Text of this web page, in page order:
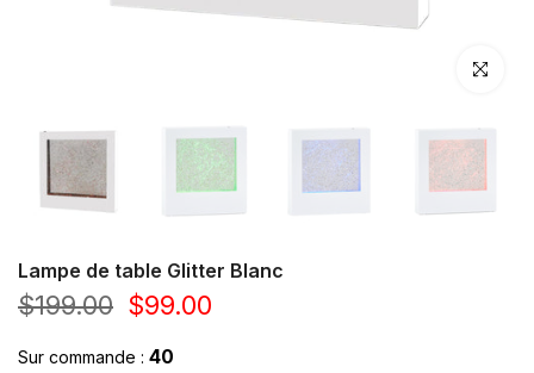
Cliquez
Lampe de table Glitter Blanc
$199.00 $99.00
Sur commande : 40